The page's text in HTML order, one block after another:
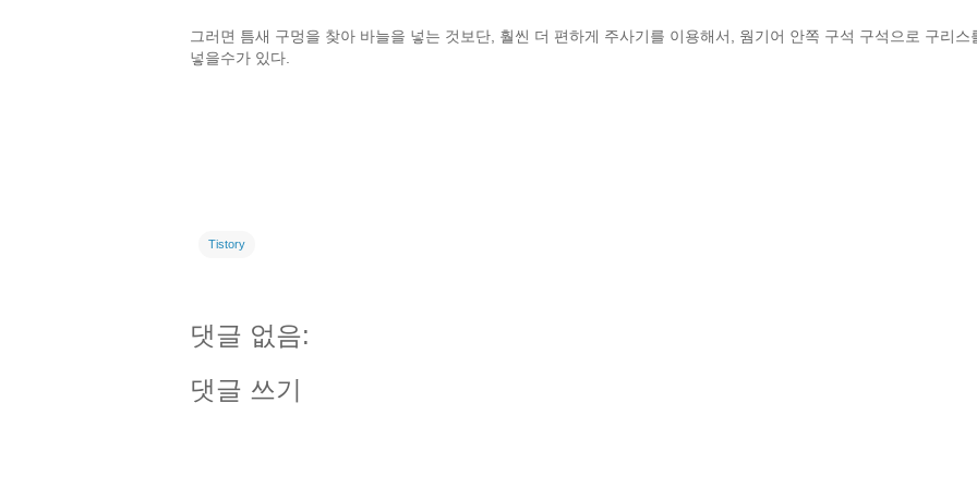
그러면 틈새 구멍을 찾아 바늘을 넣는 것보단, 훨씬 더 편하게 주사기를 이용해서, 웜기어 안쪽 구석 구석으로 구리스
넣을수가 있다.
Tistory
댓글 없음:
댓글 쓰기